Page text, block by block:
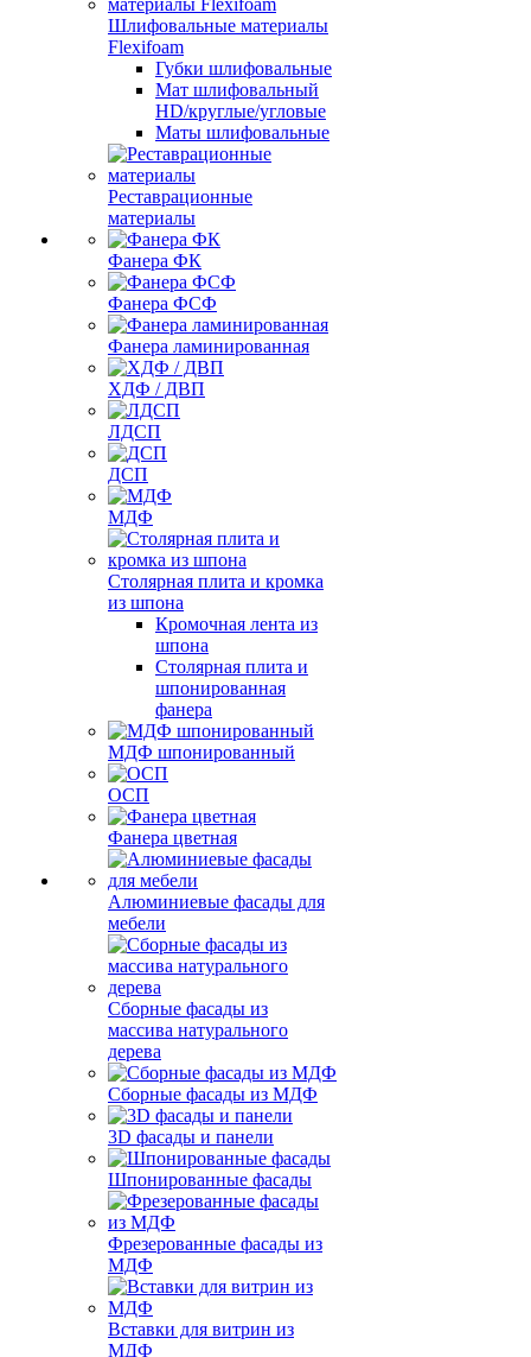
Шлифовальные материалы
Flexifoam
Губки шлифовальные
Мат шлифовальный
HD/круглые/угловые
Маты шлифовальные
Реставрационные
материалы
Фанера ФК
Фанера ФСФ
Фанера ламинированная
ХДФ / ДВП
ЛДСП
ДСП
МДФ
Столярная плита и кромка
из шпона
Кромочная лента из
шпона
Столярная плита и
шпонированная
фанера
МДФ шпонированный
ОСП
Фанера цветная
Алюминиевые фасады для
мебели
Сборные фасады из
массива натурального
дерева
Сборные фасады из МДФ
3D фасады и панели
Шпонированные фасады
Фрезерованные фасады из
МДФ
Вставки для витрин из
МДФ